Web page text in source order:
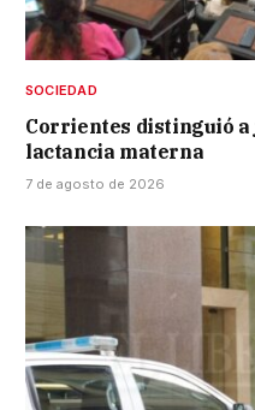
SOCIEDAD
Corrientes distinguió a
lactancia materna
7 de agosto de 2026